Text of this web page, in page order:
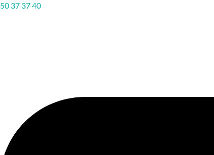
50 37 37 40